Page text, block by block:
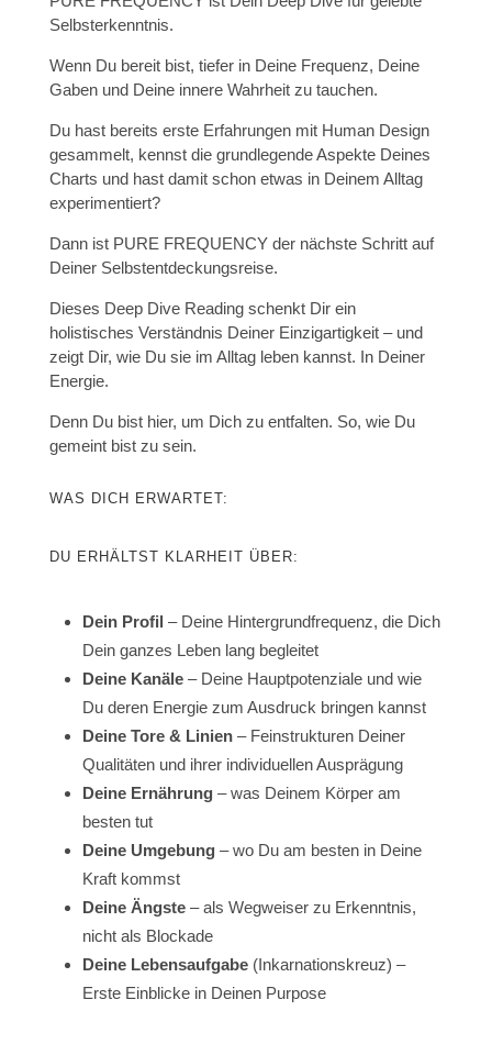
Selbsterkenntnis.
Wenn Du bereit bist, tiefer in Deine Frequenz, Deine
Gaben und Deine innere Wahrheit zu tauchen.
Du hast bereits erste Erfahrungen mit Human Design
gesammelt, kennst die grundlegende Aspekte Deines
Charts und hast damit schon etwas in Deinem Alltag
experimentiert?
Dann ist PURE FREQUENCY der nächste Schritt auf
Deiner Selbstentdeckungsreise.
Dieses Deep Dive Reading schenkt Dir ein
holistisches Verständnis Deiner Einzigartigkeit – und
zeigt Dir, wie Du sie im Alltag leben kannst. In Deiner
Energie.
Denn Du bist hier, um Dich zu entfalten. So, wie Du
gemeint bist zu sein.
WAS DICH ERWARTET:
DU ERHÄLTST KLARHEIT ÜBER:
Dein Profil – Deine Hintergrundfrequenz, die Dich
Dein ganzes Leben lang begleitet
Deine Kanäle– Deine Hauptpotenziale und wie
Du deren Energie zum Ausdruck bringen kannst
Deine Tore & Linien– Feinstrukturen Deiner
Qualitäten und ihrer individuellen Ausprägung
Deine Ernährung– was Deinem Körper am
besten tut
Deine Umgebung– wo Du am besten in Deine
Kraft kommst
Deine Ängste– als Wegweiser zu Erkenntnis,
nicht als Blockade
Deine Lebensaufgabe(Inkarnationskreuz) –
Erste Einblicke in Deinen Purpose